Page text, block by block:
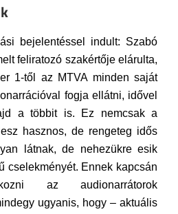
bejelentéssel indult: Szabó
feliratozó szakértője elárulta,
1-től az MTVA minden saját
fogja ellátni, idővel
a többit is. Ez nemcsak a
hasznos, de rengeteg idős
látnak, de nehezükre esik
cselekményét. Ennek kapcsán
az audionarrátorok
ugyanis, hogy – aktuális